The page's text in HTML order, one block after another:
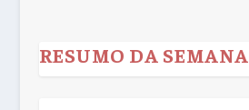
RESUMO DA SEMANA